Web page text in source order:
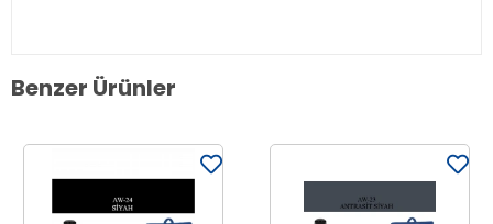
Benzer Ürünler